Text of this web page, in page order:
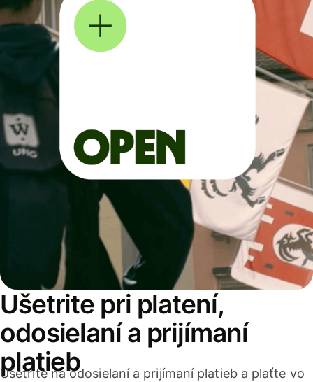
Ušetrite pri platení,
odosielaní a prijímaní
platieb
Ušetrite na odosielaní a prijímaní platieb a plaťte vo